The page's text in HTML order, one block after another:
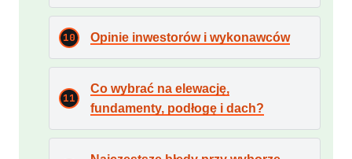
Opinie inwestorów i wykonawców
Co wybrać na elewację,
fundamenty, podłogę i dach?